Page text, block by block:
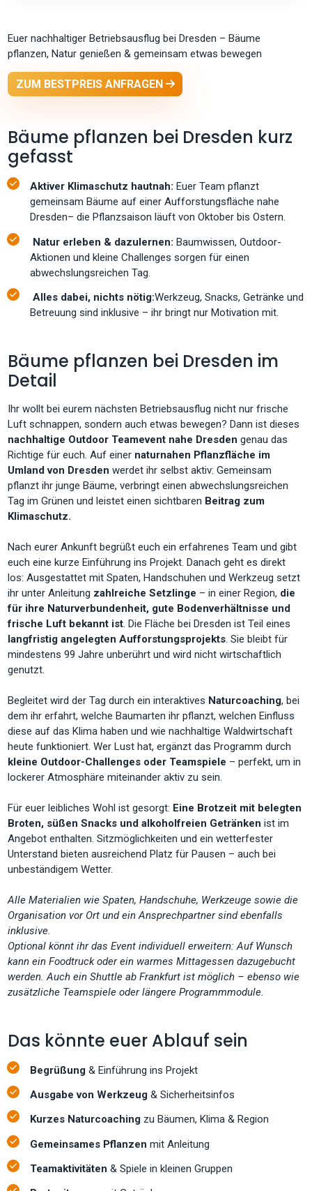
Euer nachhaltiger Betriebsausflug bei Dresden – Bäume
pflanzen, Natur genießen & gemeinsam etwas bewegen
ZUM BESTPREIS ANFRAGEN
Bäume pflanzen bei Dresden kurz
gefasst
Aktiver Klimaschutz hautnah: Euer Team pflanzt
gemeinsam Bäume auf einer Aufforstungsfläche nahe
Dresden– die Pflanzsaison läuft von Oktober bis Ostern.
Natur erleben & dazulernen: Baumwissen, Outdoor-
Aktionen und kleine Challenges sorgen für einen
abwechslungsreichen Tag.
Alles dabei, nichts nötig:Werkzeug, Snacks, Getränke und
Betreuung sind inklusive – ihr bringt nur Motivation mit.
Bäume pflanzen bei Dresden im
Detail
Ihr wollt bei eurem nächsten Betriebsausflug nicht nur frische
Luft schnappen, sondern auch etwas bewegen? Dann ist dieses
nachhaltige Outdoor Teamevent nahe Dresden genau das
Richtige für euch. Auf einer naturnahen Pflanzfläche im
Umland von Dresden werdet ihr selbst aktiv: Gemeinsam
pflanzt ihr junge Bäume, verbringt einen abwechslungsreichen
Tag im Grünen und leistet einen sichtbaren Beitrag zum
Klimaschutz.
Nach eurer Ankunft begrüßt euch ein erfahrenes Team und gibt
euch eine kurze Einführung ins Projekt. Danach geht es direkt
los: Ausgestattet mit Spaten, Handschuhen und Werkzeug setzt
ihr unter Anleitung zahlreiche Setzlinge – in einer Region, die
für ihre Naturverbundenheit, gute Bodenverhältnisse und
frische Luft bekannt ist. Die Fläche bei Dresden ist Teil eines
langfristig angelegten Aufforstungsprojekts. Sie bleibt für
mindestens 99 Jahre unberührt und wird nicht wirtschaftlich
genutzt.
Begleitet wird der Tag durch ein interaktives Naturcoaching, bei
dem ihr erfahrt, welche Baumarten ihr pflanzt, welchen Einfluss
diese auf das Klima haben und wie nachhaltige Waldwirtschaft
heute funktioniert. Wer Lust hat, ergänzt das Programm durch
kleine Outdoor-Challenges oder Teamspiele – perfekt, um in
lockerer Atmosphäre miteinander aktiv zu sein.
Für euer leibliches Wohl ist gesorgt: Eine Brotzeit mit belegten
Broten, süßen Snacks und alkoholfreien Getränken ist im
Angebot enthalten. Sitzmöglichkeiten und ein wetterfester
Unterstand bieten ausreichend Platz für Pausen – auch bei
unbeständigem Wetter.
Alle Materialien wie Spaten, Handschuhe, Werkzeuge sowie die
Organisation vor Ort und ein Ansprechpartner sind ebenfalls
inklusive.
Optional könnt ihr das Event individuell erweitern: Auf Wunsch
kann ein Foodtruck oder ein warmes Mittagessen dazugebucht
werden. Auch ein Shuttle ab Frankfurt ist möglich – ebenso wie
zusätzliche Teamspiele oder längere Programmmodule.
Das könnte euer Ablauf sein
Begrüßung& Einführung ins Projekt
Ausgabe von Werkzeug & Sicherheitsinfos
Kurzes Naturcoaching zu Bäumen, Klima & Region
Gemeinsames Pflanzen mit Anleitung
Teamaktivitäten & Spiele in kleinen Gruppen